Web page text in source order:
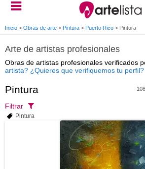
Inicio > Obras de arte > Pintura > Puerto Rico > Pintura
Arte de artistas profesionales
Obras de artistas profesionales verificados
artista? ¿Quieres que verifiquemos tu perfil?
Pintura
Filtrar
Pintura